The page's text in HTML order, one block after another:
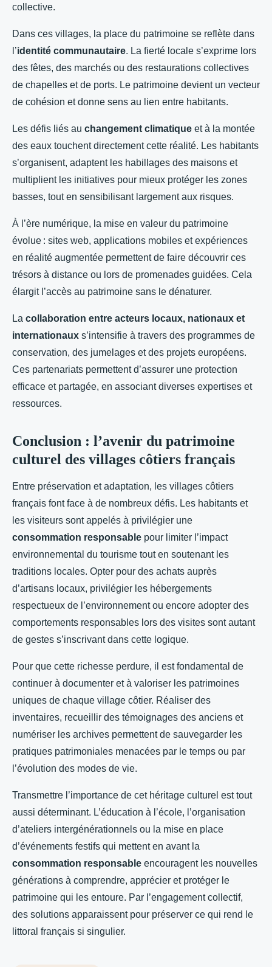
collective.
Dans ces villages, la place du patrimoine se reflète dans
l’identité communautaire. La fierté locale s’exprime lors
des fêtes, des marchés ou des restaurations collectives
de chapelles et de ports. Le patrimoine devient un vecteur
de cohésion et donne sens au lien entre habitants.
Les défis liés au changement climatique et à la montée
des eaux touchent directement cette réalité. Les habitants
s’organisent, adaptent les habillages des maisons et
multiplient les initiatives pour mieux protéger les zones
basses, tout en sensibilisant largement aux risques.
À l’ère numérique, la mise en valeur du patrimoine
évolue : sites web, applications mobiles et expériences
en réalité augmentée permettent de faire découvrir ces
trésors à distance ou lors de promenades guidées. Cela
élargit l’accès au patrimoine sans le dénaturer.
La collaboration entre acteurs locaux, nationaux et
internationaux s’intensifie à travers des programmes de
conservation, des jumelages et des projets européens.
Ces partenariats permettent d’assurer une protection
efficace et partagée, en associant diverses expertises et
ressources.
Conclusion : l’avenir du patrimoine
culturel des villages côtiers français
Entre préservation et adaptation, les villages côtiers
français font face à de nombreux défis. Les habitants et
les visiteurs sont appelés à privilégier une
consommation responsable pour limiter l’impact
environnemental du tourisme tout en soutenant les
traditions locales. Opter pour des achats auprès
d’artisans locaux, privilégier les hébergements
respectueux de l’environnement ou encore adopter des
comportements responsables lors des visites sont autant
de gestes s’inscrivant dans cette logique.
Pour que cette richesse perdure, il est fondamental de
continuer à documenter et à valoriser les patrimoines
uniques de chaque village côtier. Réaliser des
inventaires, recueillir des témoignages des anciens et
numériser les archives permettent de sauvegarder les
pratiques patrimoniales menacées par le temps ou par
l’évolution des modes de vie.
Transmettre l’importance de cet héritage culturel est tout
aussi déterminant. L’éducation à l’école, l’organisation
d’ateliers intergénérationnels ou la mise en place
d’événements festifs qui mettent en avant la
consommation responsable encouragent les nouvelles
générations à comprendre, apprécier et protéger le
patrimoine qui les entoure. Par l’engagement collectif,
des solutions apparaissent pour préserver ce qui rend le
littoral français si singulier.